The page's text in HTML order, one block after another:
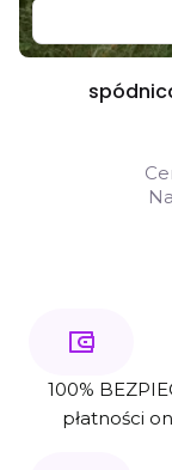
100%
płatności